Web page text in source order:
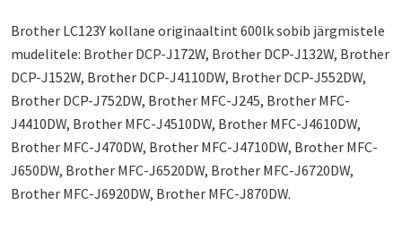
Brother LC123Y kollane originaaltint 600lk sobib järgmistele
mudelitele: Brother DCP-J172W, Brother DCP-J132W, Brother
DCP-J152W, Brother DCP-J4110DW, Brother DCP-J552DW,
Brother DCP-J752DW, Brother MFC-J245, Brother MFC-
J4410DW, Brother MFC-J4510DW, Brother MFC-J4610DW,
Brother MFC-J470DW, Brother MFC-J4710DW, Brother MFC-
J650DW, Brother MFC-J6520DW, Brother MFC-J6720DW,
Brother MFC-J6920DW, Brother MFC-J870DW.